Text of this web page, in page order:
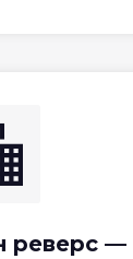
реверс —